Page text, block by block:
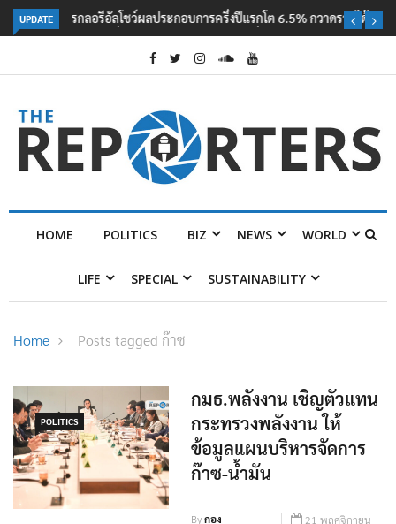
UPDATE
ลอรีอัลโชว์ผลประกอบการครึ่งปีแรกโต 6.5% กวาดรายได้ 2.3 หมื่นล้านยูโร
คว้าไลเซนส์ ‘กุชชี่’ 50 ปี พร้อมส่ง 4 แบรนด์ใหม่บุกตลาดไทย
POLITICS BIZ NEWS WORLD
POLITICS
กมธ.พลังงาน เชิญตัวแทน
กระทรวงพลังงาน ให้
ข้อมูลแผนบริหารจัดการ
ก๊าซ-น้ำมัน